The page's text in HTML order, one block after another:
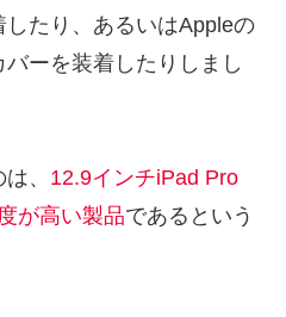
たり、あるいはAppleの
ーを装着したりしまし
、 12.9インチiPad Pro
が高い製品であるという